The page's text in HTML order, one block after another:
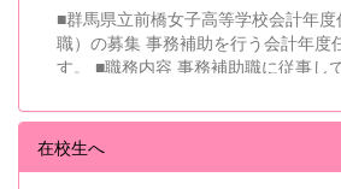
■群馬県立前橋女子高等学校会計年
職）の募集 事務補助を行う会計年度任用職員を募集しま
す。 ■職務内容 事務補助職に従事していただきます。
ソコンでの文書・資料作成、データ
対応、書類の整理、その他事務補助業務全般 ■募
名 ■募集対象 以下の条件を満たしている方 基本的なパソコ
在校生へ